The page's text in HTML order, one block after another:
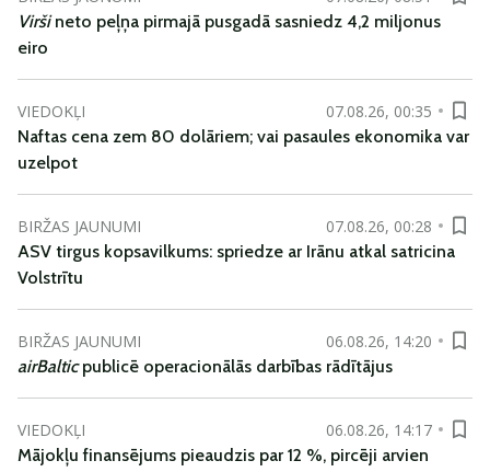
Viršineto peļņa pirmajā pusgadā sasniedz 4,2 miljonus
eiro
VIEDOKĻI
07.08.26, 00:35
Naftas cena zem 80 dolāriem; vai pasaules ekonomika var
uzelpot
BIRŽAS JAUNUMI
07.08.26, 00:28
ASV tirgus kopsavilkums: spriedze ar Irānu atkal satricina
Volstrītu
BIRŽAS JAUNUMI
06.08.26, 14:20
airBalticpublicē operacionālās darbības rādītājus
VIEDOKĻI
06.08.26, 14:17
Mājokļu finansējums pieaudzis par 12 %, pircēji arvien